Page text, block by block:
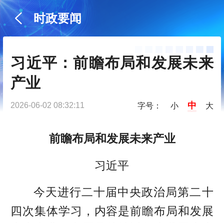
时政要闻
习近平：前瞻布局和发展未来
产业
2026-06-02 08:32:11 字号： 小 中 大
前瞻布局和发展未来产业
习近平
今天进行二十届中央政治局第二十
四次集体学习，内容是前瞻布局和发展